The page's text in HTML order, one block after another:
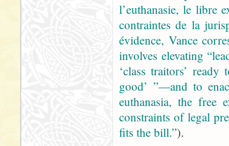
l’euthanasie, le libre
contraintes de la
évidence, Vance
involves elevating
‘class traitors’
good’ ”—and to
euthanasia, the free
constraints of legal
fits the bill.”).